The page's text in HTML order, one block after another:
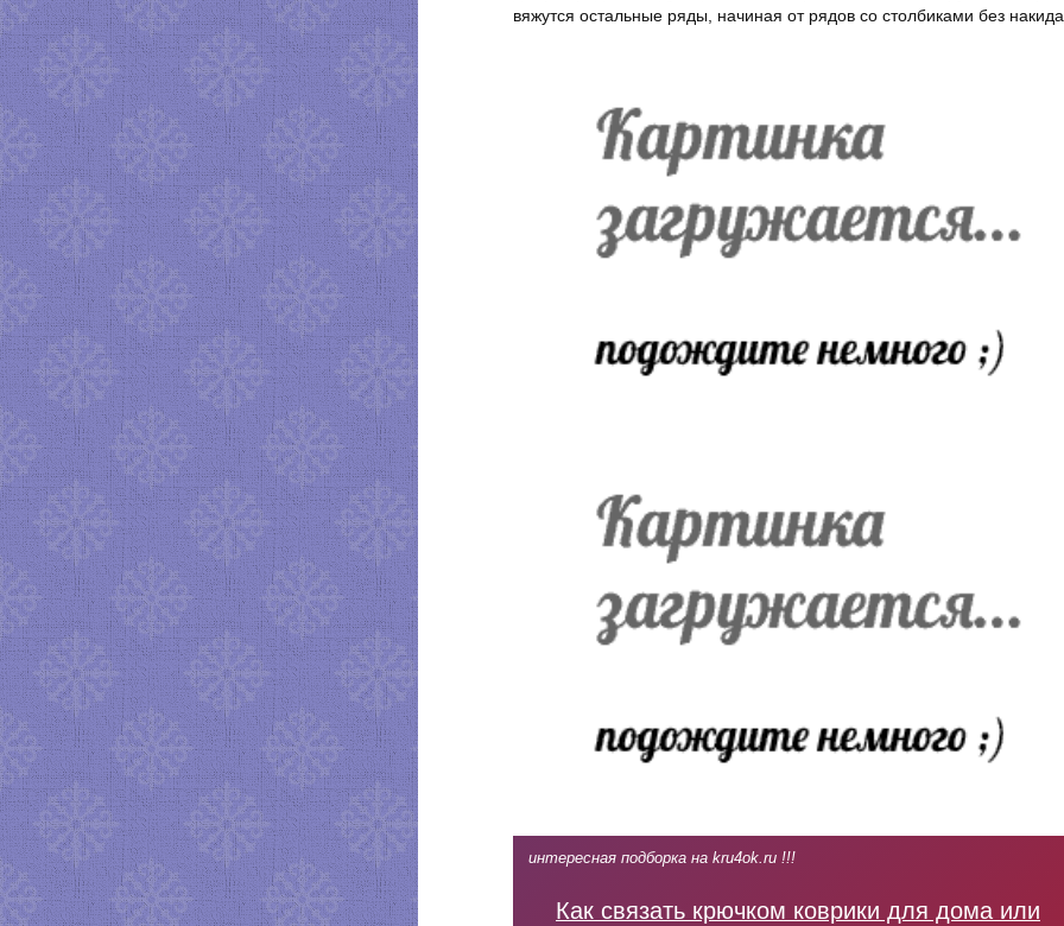
вяжутся остальные ряды, начиная от рядов со столбиками без
интересная подборка на kru4ok.ru !!!
Как связать крючком коврики для дома или